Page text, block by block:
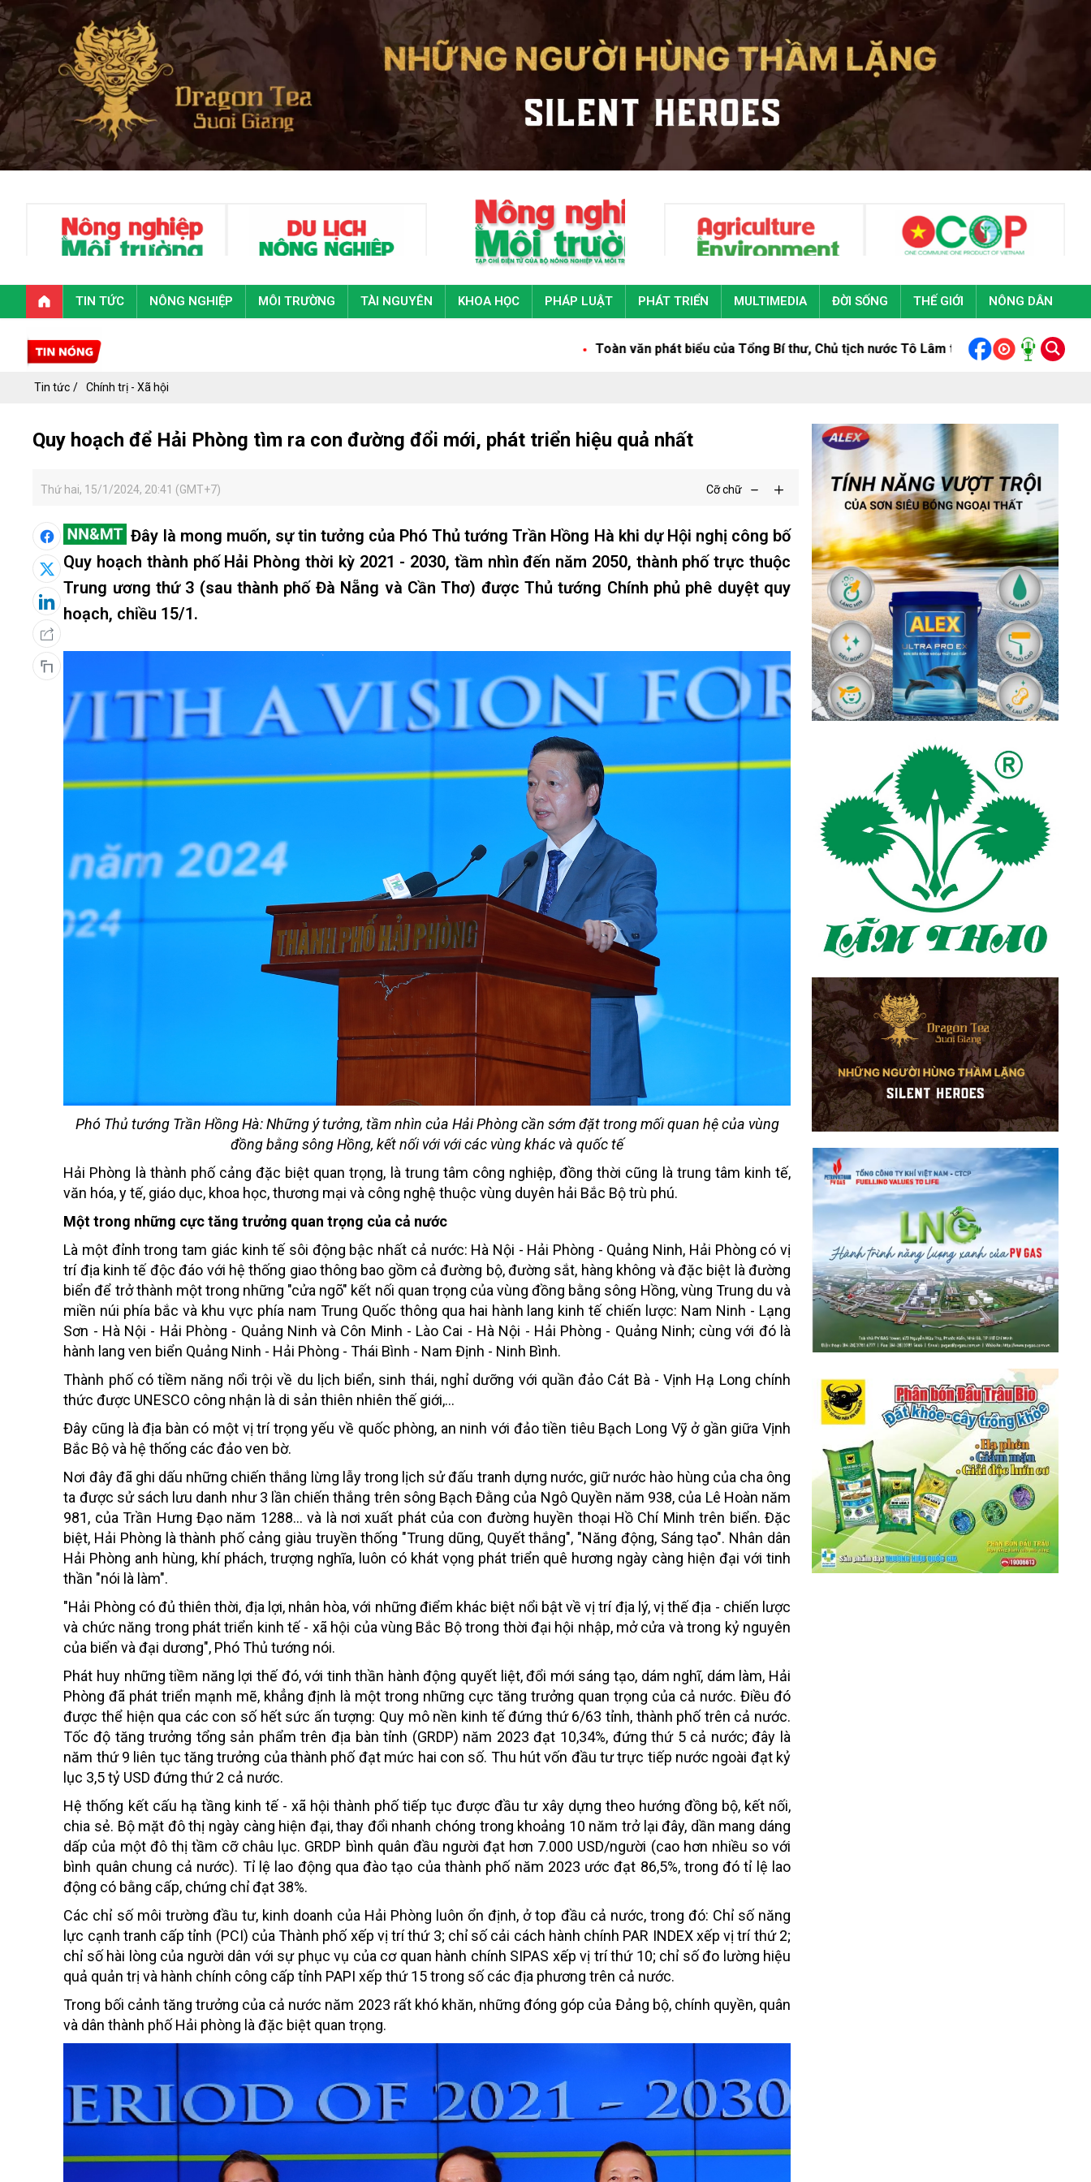
TIN TỨC NÔNG NGHIỆP MÔI TRƯỜNG TÀI NGUYÊN KHOA HỌC PHÁP LUẬT PHÁT TRIỂN MULTIMEDIA ĐỜI SỐNG THẾ GIỚI NÔNG DÂN
Toàn văn phát biểu của Tổng Bí thư, Chủ tịch nước Tô Lâm tại Đại hội đại biểu toàn quốc Đoàn
Tin tức Chính trị - Xã hội
Quy hoạch để Hải Phòng tìm ra con đường đổi mới, phát triển hiệu quả nhất
Thứ hai, 15/1/2024, 20:41 (GMT+7) Cỡ chữ
Đây là mong muốn, sự tin tưởng của Phó Thủ tướng Trần Hồng Hà khi dự Hội nghị công bố
Quy hoạch thành phố Hải Phòng thời kỳ 2021 - 2030, tầm nhìn đến năm 2050, thành phố trực thuộc
Trung ương thứ 3 (sau thành phố Đà Nẵng và Cần Thơ) được Thủ tướng Chính phủ phê duyệt quy
hoạch, chiều 15/1.
Phó Thủ tướng Trần Hồng Hà: Những ý tưởng, tầm nhìn của Hải Phòng cần sớm đặt trong mối quan hệ của vùng
đồng bằng sông Hồng, kết nối với với các vùng khác và quốc tế
Hải Phòng là thành phố cảng đặc biệt quan trọng, là trung tâm công nghiệp, đồng thời cũng là trung tâm kinh tế,
văn hóa, y tế, giáo dục, khoa học, thương mại và công nghệ thuộc vùng duyên hải Bắc Bộ trù phú.
Một trong những cực tăng trưởng quan trọng của cả nước
Là một đỉnh trong tam giác kinh tế sôi động bậc nhất cả nước: Hà Nội - Hải Phòng - Quảng Ninh, Hải Phòng có vị
trí địa kinh tế độc đáo với hệ thống giao thông bao gồm cả đường bộ, đường sắt, hàng không và đặc biệt là đường
biển để trở thành một trong những "cửa ngõ" kết nối quan trọng của vùng đồng bằng sông Hồng, vùng Trung du và
miền núi phía bắc và khu vực phía nam Trung Quốc thông qua hai hành lang kinh tế chiến lược: Nam Ninh - Lạng
Sơn - Hà Nội - Hải Phòng - Quảng Ninh và Côn Minh - Lào Cai - Hà Nội - Hải Phòng - Quảng Ninh; cùng với đó là
hành lang ven biển Quảng Ninh - Hải Phòng - Thái Bình - Nam Định - Ninh Bình.
Thành phố có tiềm năng nổi trội về du lịch biển, sinh thái, nghỉ dưỡng với quần đảo Cát Bà - Vịnh Hạ Long chính
thức được UNESCO công nhận là di sản thiên nhiên thế giới,...
Đây cũng là địa bàn có một vị trí trọng yếu về quốc phòng, an ninh với đảo tiền tiêu Bạch Long Vỹ ở gần giữa Vịnh
Bắc Bộ và hệ thống các đảo ven bờ.
Nơi đây đã ghi dấu những chiến thắng lừng lẫy trong lịch sử đấu tranh dựng nước, giữ nước hào hùng của cha ông
ta được sử sách lưu danh như 3 lần chiến thắng trên sông Bạch Đằng của Ngô Quyền năm 938, của Lê Hoàn năm
981, của Trần Hưng Đạo năm 1288... và là nơi xuất phát của con đường huyền thoại Hồ Chí Minh trên biển. Đặc
biệt, Hải Phòng là thành phố cảng giàu truyền thống "Trung dũng, Quyết thắng", "Năng động, Sáng tạo". Nhân dân
Hải Phòng anh hùng, khí phách, trượng nghĩa, luôn có khát vọng phát triển quê hương ngày càng hiện đại với tinh
thần "nói là làm".
"Hải Phòng có đủ thiên thời, địa lợi, nhân hòa, với những điểm khác biệt nổi bật về vị trí địa lý, vị thế địa - chiến lược
và chức năng trong phát triển kinh tế - xã hội của vùng Bắc Bộ trong thời đại hội nhập, mở cửa và trong kỷ nguyên
của biển và đại dương", Phó Thủ tướng nói.
Phát huy những tiềm năng lợi thế đó, với tinh thần hành động quyết liệt, đổi mới sáng tạo, dám nghĩ, dám làm, Hải
Phòng đã phát triển mạnh mẽ, khẳng định là một trong những cực tăng trưởng quan trọng của cả nước. Điều đó
được thể hiện qua các con số hết sức ấn tượng: Quy mô nền kinh tế đứng thứ 6/63 tỉnh, thành phố trên cả nước.
Tốc độ tăng trưởng tổng sản phẩm trên địa bàn tỉnh (GRDP) năm 2023 đạt 10,34%, đứng thứ 5 cả nước; đây là
năm thứ 9 liên tục tăng trưởng của thành phố đạt mức hai con số. Thu hút vốn đầu tư trực tiếp nước ngoài đạt kỷ
lục 3,5 tỷ USD đứng thứ 2 cả nước.
Hệ thống kết cấu hạ tầng kinh tế - xã hội thành phố tiếp tục được đầu tư xây dựng theo hướng đồng bộ, kết nối,
chia sẻ. Bộ mặt đô thị ngày càng hiện đại, thay đổi nhanh chóng trong khoảng 10 năm trở lại đây, dần mang dáng
dấp của một đô thị tầm cỡ châu lục. GRDP bình quân đầu người đạt hơn 7.000 USD/người (cao hơn nhiều so với
bình quân chung cả nước). Tỉ lệ lao động qua đào tạo của thành phố năm 2023 ước đạt 86,5%, trong đó tỉ lệ lao
động có bằng cấp, chứng chỉ đạt 38%.
Các chỉ số môi trường đầu tư, kinh doanh của Hải Phòng luôn ổn định, ở top đầu cả nước, trong đó: Chỉ số năng
lực cạnh tranh cấp tỉnh (PCI) của Thành phố xếp vị trí thứ 3; chỉ số cải cách hành chính PAR INDEX xếp vị trí thứ 2;
chỉ số hài lòng của người dân với sự phục vụ của cơ quan hành chính SIPAS xếp vị trí thứ 10; chỉ số đo lường hiệu
quả quản trị và hành chính công cấp tỉnh PAPI xếp thứ 15 trong số các địa phương trên cả nước.
Trong bối cảnh tăng trưởng của cả nước năm 2023 rất khó khăn, những đóng góp của Đảng bộ, chính quyền, quân
và dân thành phố Hải phòng là đặc biệt quan trọng.